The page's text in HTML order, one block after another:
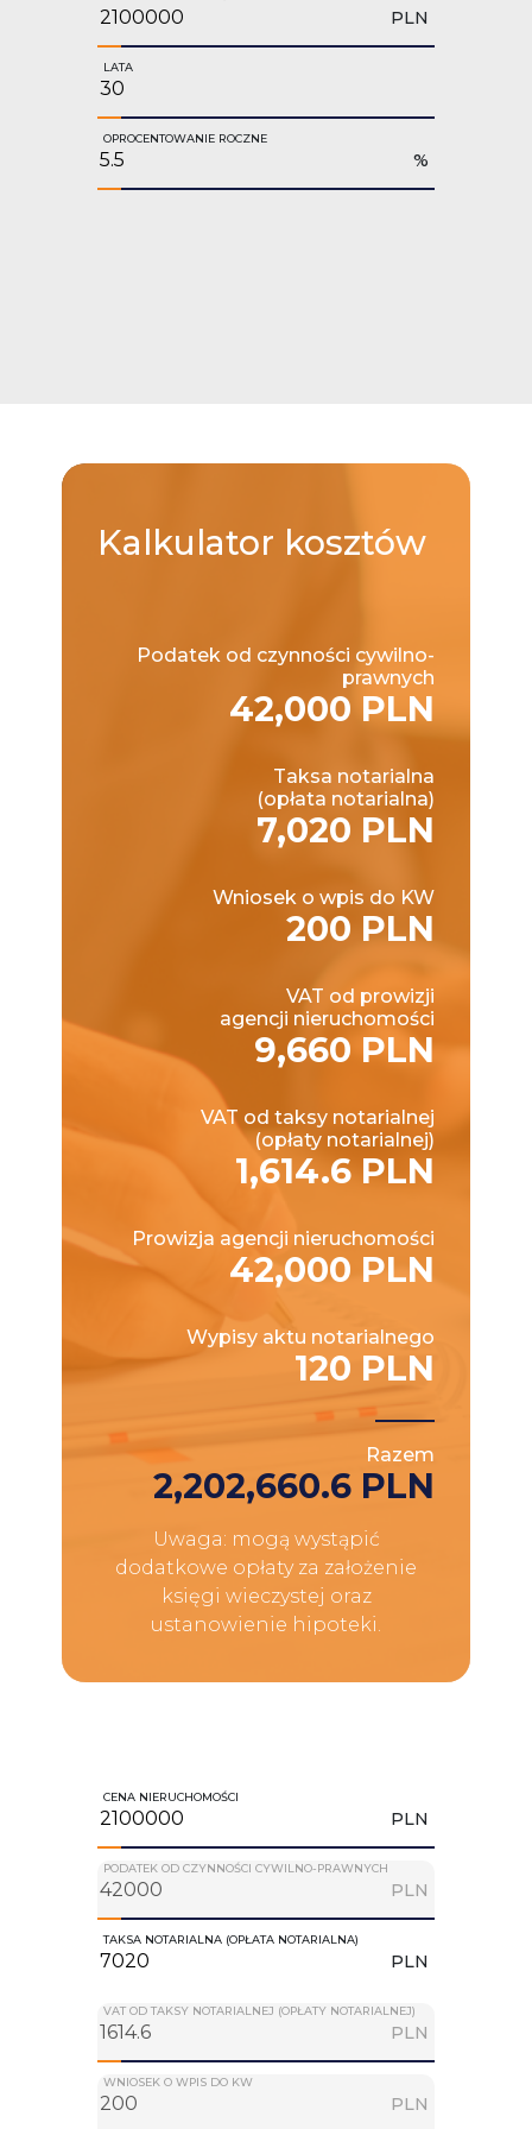
PLN
LATA
OPROCENTOWANIE ROCZNE
%
Kalkulator kosztów
Podatek od czynności cywilno-
prawnych
42,000 PLN
Taksa notarialna
(opłata notarialna)
7,020 PLN
Wniosek o wpis do KW
200 PLN
VAT od prowizji
agencji nieruchomości
9,660 PLN
VAT od taksy notarialnej
(opłaty notarialnej)
1,614.6 PLN
Prowizja agencji nieruchomości
42,000 PLN
Wypisy aktu notarialnego
120 PLN
Razem
2,202,660.6 PLN
Uwaga: mogą wystąpić
dodatkowe opłaty za założenie
księgi wieczystej oraz
ustanowienie hipoteki.
CENA NIERUCHOMOŚCI
PLN
PODATEK OD CZYNNOŚCI CYWILNO-PRAWNYCH
PLN
TAKSA NOTARIALNA (OPŁATA NOTARIALNA)
PLN
VAT OD TAKSY NOTARIALNEJ (OPŁATY NOTARIALNEJ)
PLN
WNIOSEK O WPIS DO KW
PLN